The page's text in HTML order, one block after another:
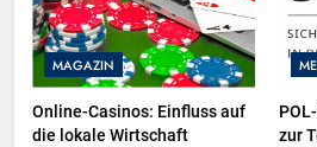
MAGAZIN
Online-Casinos: Einfluss auf
die lokale Wirtschaft
zur